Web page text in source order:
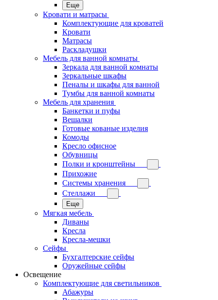
Еще
Кровати и матрасы
Комплектующие для кроватей
Кровати
Матрасы
Раскладушки
Мебель для ванной комнаты
Зеркала для ванной комнаты
Зеркальные шкафы
Пеналы и шкафы для ванной
Тумбы для ванной комнаты
Мебель для хранения
Банкетки и пуфы
Вешалки
Готовые кованые изделия
Комоды
Кресло офисное
Обувницы
Полки и кронштейны
Прихожие
Системы хранения
Стеллажи
Еще
Мягкая мебель
Диваны
Кресла
Кресла-мешки
Сейфы
Бухгалтерские сейфы
Оружейные сейфы
Освещение
Комплектующие для светильников
Абажуры